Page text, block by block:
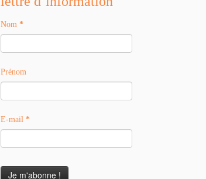
Nom *
Prénom
E-mail *